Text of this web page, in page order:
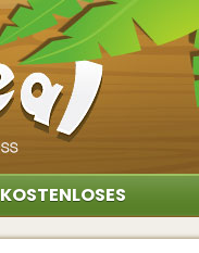
KOSTENLOSES